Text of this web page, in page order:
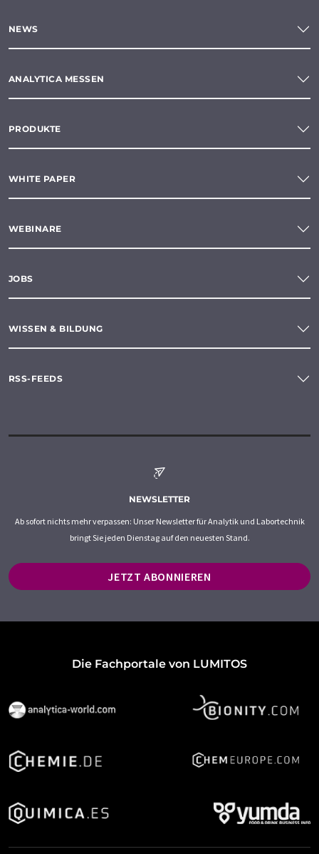
NEWS
ANALYTICA MESSEN
PRODUKTE
WHITE PAPER
WEBINARE
JOBS
WISSEN & BILDUNG
RSS-FEEDS
NEWSLETTER
Ab sofort nichts mehr verpassen: Unser Newsletter für Analytik und Labortechnik
bringt Sie jeden Dienstag auf den neuesten Stand.
JETZT ABONNIEREN
Die Fachportale von LUMITOS